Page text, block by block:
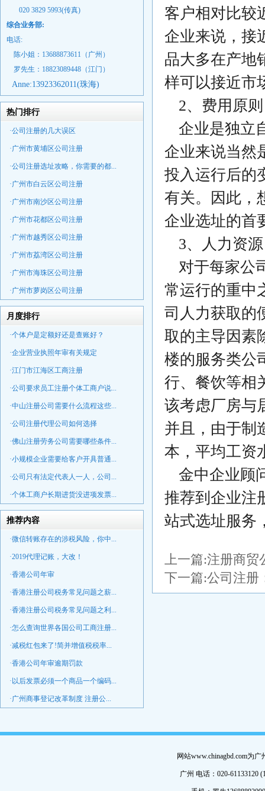
020 3829 5993(传真)
综合业务部:
电话:
陈小姐：13688873611（广州）
罗先生：18823089448 （江门）
Anne:13923362011(珠海)
热门排行
·公司注册的几大误区
·广州市黄埔区公司注册
·公司注册选址攻略，你需要的都...
·广州市白云区公司注册
·广州市南沙区公司注册
·广州市花都区公司注册
·广州市越秀区公司注册
·广州市荔湾区公司注册
·广州市海珠区公司注册
·广州市萝岗区公司注册
月度排行
·个体户是定额好还是查账好？
·企业营业执照年审有关规定
·江门市江海区工商注册
·公司要求员工注册个体工商户说...
·中山注册公司需要什么流程这些...
·公司注册代理公司如何选择
·佛山注册劳务公司需要哪些条件...
·小规模企业需要给客户开具普通...
·公司只有法定代表人一人，公司...
·个体工商户长期进货没进项发票...
推荐内容
·微信转账存在的涉税风险，你中...
·2019代理记账，大改！
·香港公司年审
·香港注册公司税务常见问题之薪...
·香港注册公司税务常见问题之利...
·怎么查询世界各国公司工商注册...
·减税红包来了!简并增值税税率...
·香港公司年审逾期罚款
·以后发票必须一个商品一个编码...
·广州商事登记改革制度 注册公...
客户相对比较
企业来说，接
品大多在产地
样可以接近市
2、费用原则
企业是独立
企业来说当然
投入运行后的
有关。因此，
企业选址的首
3、人力资源
对于每家公
常运行的重中
司人力获取的
取的主导因素
楼的服务类公
行、餐饮等相
该考虑厂房与
并且，由于制
本，平均工资
金中企业顾
推荐到企业注
站式选址服务
上一篇:注册商贸
下一篇:公司注册
网站www.chinagbd.com为
广州 电话：020-61133120